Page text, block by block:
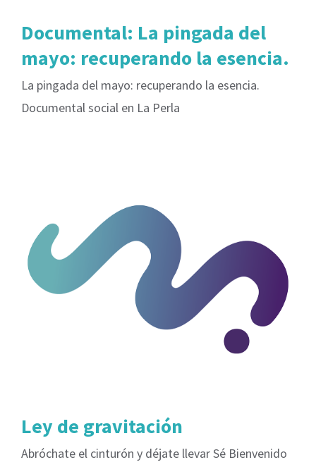
Documental: La pingada del
mayo: recuperando la esencia.
La pingada del mayo: recuperando la esencia.
Documental social en La Perla
Ley de gravitación
Abróchate el cinturón y déjate llevar Sé Bienvenido